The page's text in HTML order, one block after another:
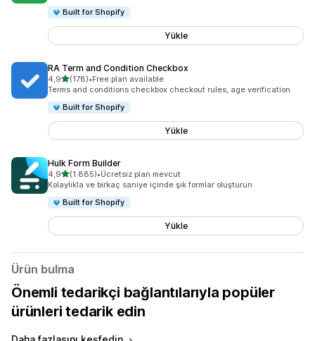
Built for Shopify
Yükle
RA Term and Condition Checkbox
4,95 yıldız üzerinden
(178)
toplam 178 değerlendirme
•Free plan available
Terms and conditions checkbox checkout rules, age verification
Built for Shopify
Yükle
Hulk Form Builder
4,95 yıldız üzerinden
(1.885)
toplam 1885 değerlendirme
•Ücretsiz plan mevcut
Kolaylıkla ve birkaç saniye içinde şık formlar oluşturun.
Built for Shopify
Yükle
Ürün bulma
Önemli tedarikçi bağlantılarıyla popüler
ürünleri tedarik edin